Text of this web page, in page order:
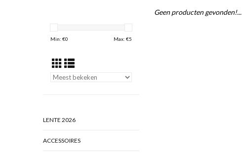
Min: €0 Max: €5
LENTE 2026
ACCESSOIRES
Geen producten gevonden!...